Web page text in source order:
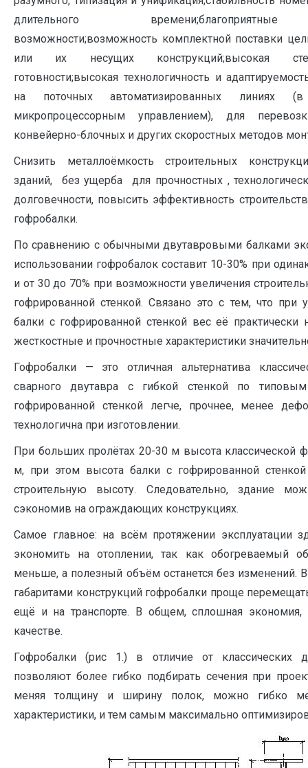
длительного
возможности;возможность комплектной поставки
или их несущих конструкций;высокая
готовности;высокая технологичность и
на поточных автоматизированных
микропроцессорным управлением), для
конвейерно-блочных и других скоростных методов
Снизить металлоёмкость строительных
зданий, без ущерба для прочностных ,
долговечности, повысить эффективность
гофробалки.
По сравнению с обычными двутавровыми балками
использовании гофробалок составит 10-30% при
и от 30 до 70% при возможности увеличения
гофрированной стенкой. Связано это с тем, что при
балки с гофрированной стенкой вес её практически
жесткостные и прочностные характеристики
Гофробалки — это отличная альтернатива
сварного двутавра с гибкой стенкой по
гофрированной стенкой легче, прочнее, менее
технологична при изготовлении.
При больших пролётах 20-30 м высота классической
м, при этом высота балки с гофрированной
строительную высоту. Следовательно, здание
сэкономив на ограждающих конструкциях.
Самое главное: на всём протяжении эксплуатации
экономить на отоплении, так как обогреваемый
меньше, а полезный объём останется без изменений.
габаритами конструкций гофробалки проще
ещё и на транспорте. В общем, сплошная экономия,
качестве.
Гофробалки (рис 1.) в отличие от классических
позволяют более гибко подбирать сечения при
меняя толщину и ширину полок, можно гибко
характеристики, и тем самым максимально